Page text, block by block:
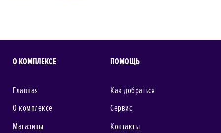
О КОМПЛЕКСЕ
Главная
О комплексе
Магазины
ПОМОЩЬ
Как добраться
Сервис
Контакты